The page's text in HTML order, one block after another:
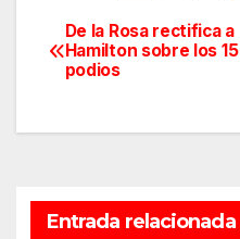
Navegación
de
entradas
De la Rosa rectifica a
Hamilton sobre los 15
podios
Entrada relacionada